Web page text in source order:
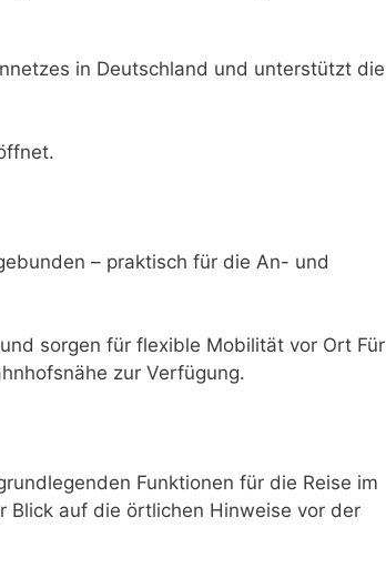
in Deutschland und unterstützt die
– praktisch für die An- und
sorgen für flexible Mobilität vor Ort Für
zur Verfügung.
Funktionen für die Reise im
Blick auf die örtlichen Hinweise vor der